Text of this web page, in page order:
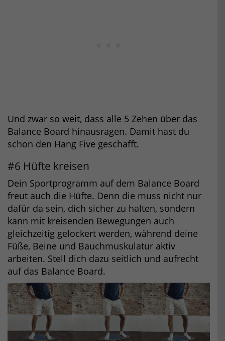
Und zwar so weit, dass alle 5 Zehen über das
Balance Board hinausragen. Damit hast du
schon den Hang Five geschafft.
#6 Hüfte kreisen
Dein Sportprogramm auf dem Balance Board
freut auch die Hüfte. Denn die muss nicht nur
dafür da sein, dich sicher zu halten, sondern
kann mit kreisenden Bewegungen auch
gleichzeitig gelockert werden, während deine
Füße, Beine und Bauchmuskulatur aktiv
arbeiten. Stell dich dazu seitlich und aufrecht
auf das Balance Board.